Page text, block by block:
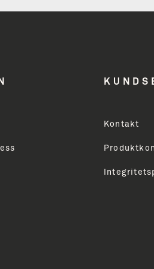
vores nyhedsbrev, så
Unidrains
Kontakt